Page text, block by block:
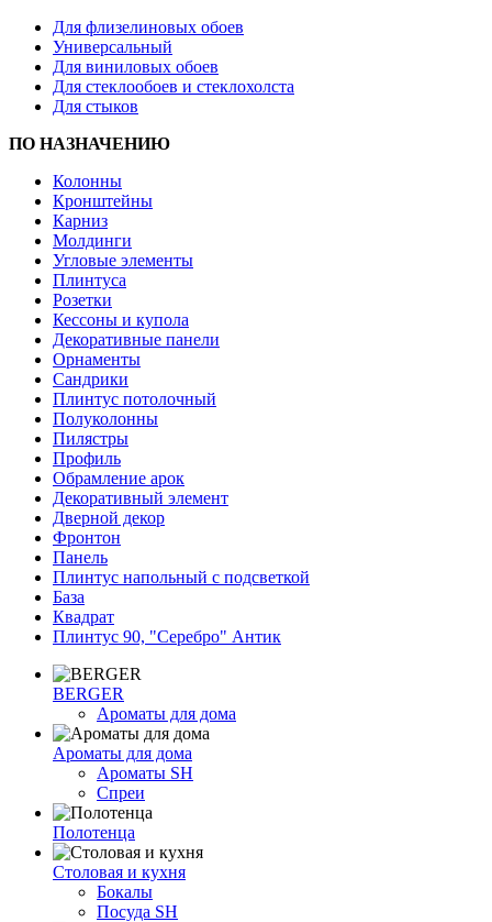
Для флизелиновых обоев
Универсальный
Для виниловых обоев
Для стеклообоев и стеклохолста
Для стыков
ПО НАЗНАЧЕНИЮ
Колонны
Кронштейны
Карниз
Молдинги
Угловые элементы
Плинтуса
Розетки
Кессоны и купола
Декоративные панели
Орнаменты
Сандрики
Плинтус потолочный
Полуколонны
Пилястры
Профиль
Обрамление арок
Декоративный элемент
Дверной декор
Фронтон
Панель
Плинтус напольный с подсветкой
База
Квадрат
Плинтус 90, "Серебро" Антик
BERGER
Ароматы для дома
Ароматы для дома
Ароматы SH
Спреи
Полотенца
Столовая и кухня
Бокалы
Посуда SH